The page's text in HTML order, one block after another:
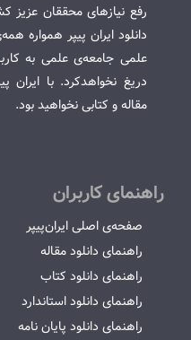
رفع نیازهای محققان عزیز
دانلود ایران پیپر همواره
علمی جامعه‌ی علمی به
دریغ نخواهدکرد. با
مقاله و کتابی نخواهید بود.
راهنمای کاربران
صفحه‌ی اصلی ایران‌پیپر
راهنمای دانلود مقاله
راهنمای دانلود کتاب
راهنمای دانلود استاندارد
راهنمای دانلود پایان نامه